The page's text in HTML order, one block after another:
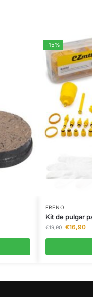
-15%
FRENO
Kit de pulgar
€19,90 €16,90